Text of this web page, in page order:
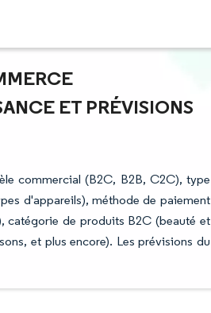
ET PRÉVISIONS
commercial (B2C, B2B, C2C), type
d'appareils), méthode de paiement
catégorie de produits B2C (beauté et
et plus encore). Les prévisions du